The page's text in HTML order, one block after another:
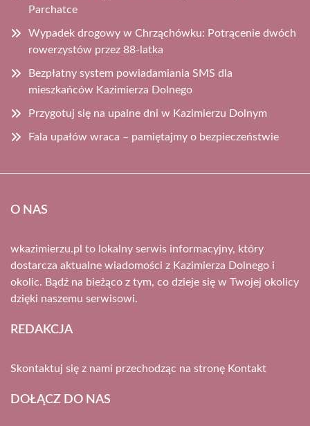
Parchatce
Wypadek drogowy w Chrząchówku: Potrącenie dwóch
rowerzystów przez 88-latka
Bezpłatny system powiadamiania SMS dla
mieszkańców Kazimierza Dolnego
Przygotuj się na upalne dni w Kazimierzu Dolnym
Fala upałów wraca – pamiętajmy o bezpieczeństwie
O NAS
wkazimierzu.pl to lokalny serwis informacyjny, który
dostarcza aktualne wiadomości z Kazimierza Dolnego i
okolic. Bądź na bieżąco z tym, co dzieje się w Twojej okolicy
dzięki naszemu serwisowi.
REDAKCJA
Skontaktuj się z nami przechodząc na stronę Kontakt
DOŁĄCZ DO NAS